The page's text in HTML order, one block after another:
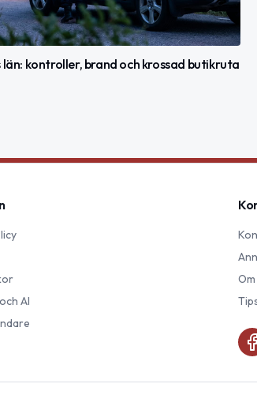
kontroller, brand och krossad butikruta
AI